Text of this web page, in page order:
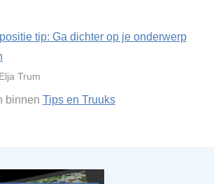
tip: Ga dichter op je onderwerp
Trum
binnen Tips en Truuks